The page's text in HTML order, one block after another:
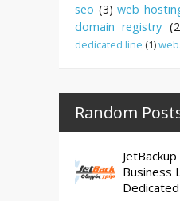
seo (3) web
domain registry
dedicated line (1)
Random
JetBackup
Business